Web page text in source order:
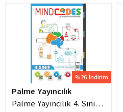
%26 İndirim
Palme Yayıncılık
Palme Yayıncılık 4. Sınıf